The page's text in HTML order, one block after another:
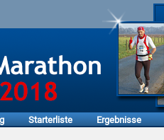
Starterliste Ergebnisse